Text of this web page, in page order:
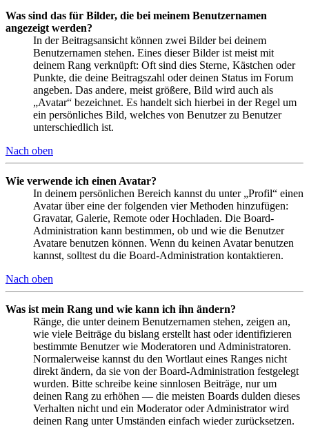
Was sind das für Bilder, die bei meinem Benutzernamen
angezeigt werden?
In der Beitragsansicht können zwei Bilder bei deinem
Benutzernamen stehen. Eines dieser Bilder ist meist mit
deinem Rang verknüpft: Oft sind dies Sterne, Kästchen oder
Punkte, die deine Beitragszahl oder deinen Status im Forum
angeben. Das andere, meist größere, Bild wird auch als
„Avatar“ bezeichnet. Es handelt sich hierbei in der Regel um
ein persönliches Bild, welches von Benutzer zu Benutzer
unterschiedlich ist.
Nach oben
Wie verwende ich einen Avatar?
In deinem persönlichen Bereich kannst du unter „Profil“ einen
Avatar über eine der folgenden vier Methoden hinzufügen:
Gravatar, Galerie, Remote oder Hochladen. Die Board-
Administration kann bestimmen, ob und wie die Benutzer
Avatare benutzen können. Wenn du keinen Avatar benutzen
kannst, solltest du die Board-Administration kontaktieren.
Nach oben
Was ist mein Rang und wie kann ich ihn ändern?
Ränge, die unter deinem Benutzernamen stehen, zeigen an,
wie viele Beiträge du bislang erstellt hast oder identifizieren
bestimmte Benutzer wie Moderatoren und Administratoren.
Normalerweise kannst du den Wortlaut eines Ranges nicht
direkt ändern, da sie von der Board-Administration festgelegt
wurden. Bitte schreibe keine sinnlosen Beiträge, nur um
deinen Rang zu erhöhen — die meisten Boards dulden dieses
Verhalten nicht und ein Moderator oder Administrator wird
deinen Rang unter Umständen einfach wieder zurücksetzen.